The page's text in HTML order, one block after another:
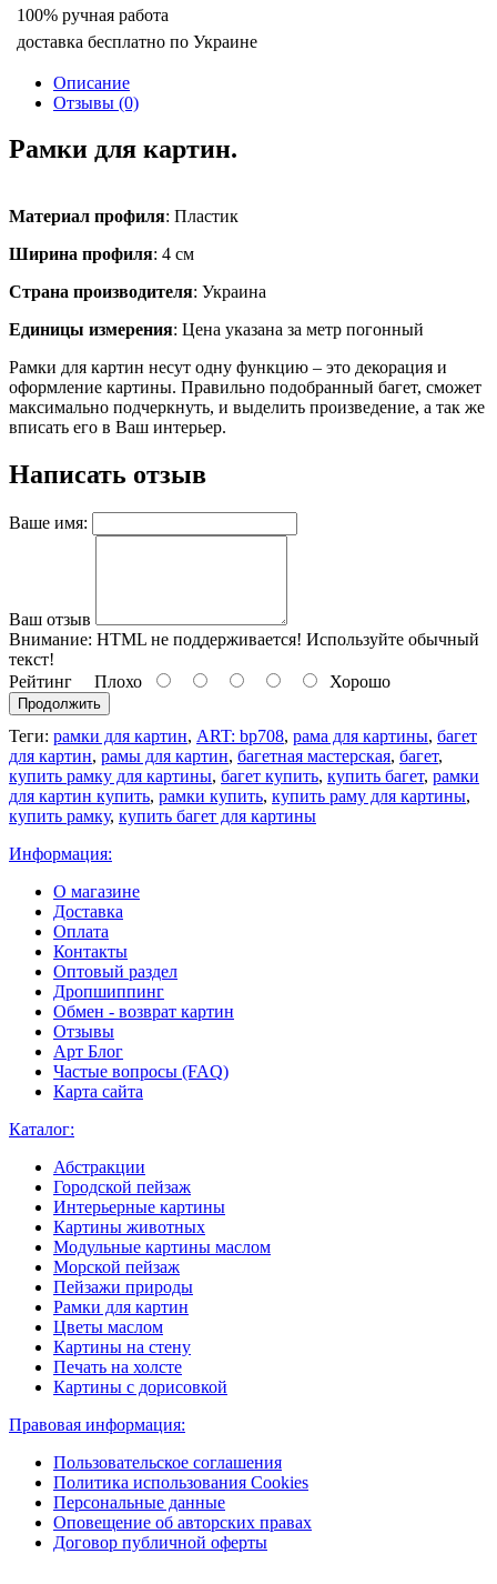
100% ручная работа
доставка бесплатно по Украине
Описание
Отзывы (0)
Рамки для картин.
Материал профиля: Пластик
Ширина профиля: 4 см
Страна производителя: Украина
Единицы измерения: Цена указана за метр погонный
Рамки для картин несут одну функцию – это декорация и
оформление картины. Правильно подобранный багет, сможет
максимально подчеркнуть, и выделить произведение, а так же
вписать его в Ваш интерьер.
Написать отзыв
Ваше имя:
Ваш отзыв
Внимание: HTML не поддерживается! Используйте обычный
текст!
Рейтинг Плохо Хорошо
Продолжить
Теги: рамки для картин, ART: bp708, рама для картины, багет
для картин, рамы для картин, багетная мастерская, багет,
купить рамку для картины, багет купить, купить багет, рамки
для картин купить, рамки купить, купить раму для картины,
купить рамку, купить багет для картины
Информация:
О магазине
Доставка
Оплата
Контакты
Оптовый раздел
Дропшиппинг
Обмен - возврат картин
Отзывы
Арт Блог
Частые вопросы (FAQ)
Карта сайта
Каталог:
Абстракции
Городской пейзаж
Интерьерные картины
Картины животных
Модульные картины маслом
Морской пейзаж
Пейзажи природы
Рамки для картин
Цветы маслом
Картины на стену
Печать на холсте
Картины с дорисовкой
Правовая информация:
Пользовательское соглашения
Политика использования Cookies
Персональные данные
Оповещение об авторских правах
Договор публичной оферты